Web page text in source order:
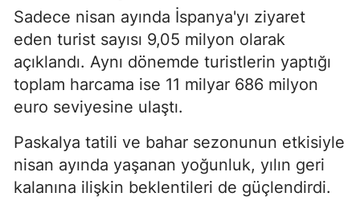
Sadece nisan ayında İspanya'yı ziyaret
eden turist sayısı 9,05 milyon olarak
açıklandı. Aynı dönemde turistlerin yaptığı
toplam harcama ise 11 milyar 686 milyon
euro seviyesine ulaştı.
Paskalya tatili ve bahar sezonunun etkisiyle
nisan ayında yaşanan yoğunluk, yılın geri
kalanına ilişkin beklentileri de güçlendirdi.